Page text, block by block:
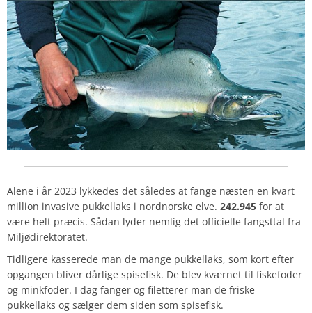
Alene i år 2023 lykkedes det således at fange næsten en kvart
million invasive pukkellaks i nordnorske elve. 242.945 for at
være helt præcis. Sådan lyder nemlig det officielle fangsttal fra
Miljødirektoratet.
Tidligere kasserede man de mange pukkellaks, som kort efter
opgangen bliver dårlige spisefisk. De blev kværnet til fiskefoder
og minkfoder. I dag fanger og filetterer man de friske
pukkellaks og sælger dem siden som spisefisk.